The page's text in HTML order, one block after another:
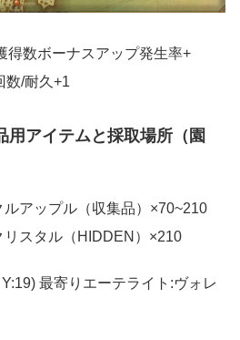
得数ボーナスアップ発生率+
数/耐久+1
用アイテムと採取場所（園
アップル（収集品）×70~210
スタル（HIDDEN）×210
最寄りエーテライト:ヴォレ